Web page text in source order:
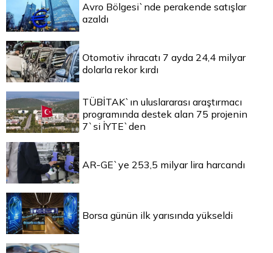
Avro Bölgesi`nde perakende satışlar
azaldı
Otomotiv ihracatı 7 ayda 24,4 milyar
dolarla rekor kırdı
TÜBİTAK`ın uluslararası araştırmacı
programında destek alan 75 projenin
7`si İYTE`den
AR-GE`ye 253,5 milyar lira harcandı
Borsa günün ilk yarısında yükseldi